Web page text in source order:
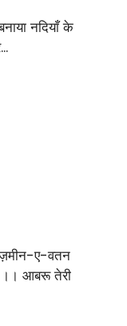
नदियाँ के
ए-वतन
।। आबरू तेरी